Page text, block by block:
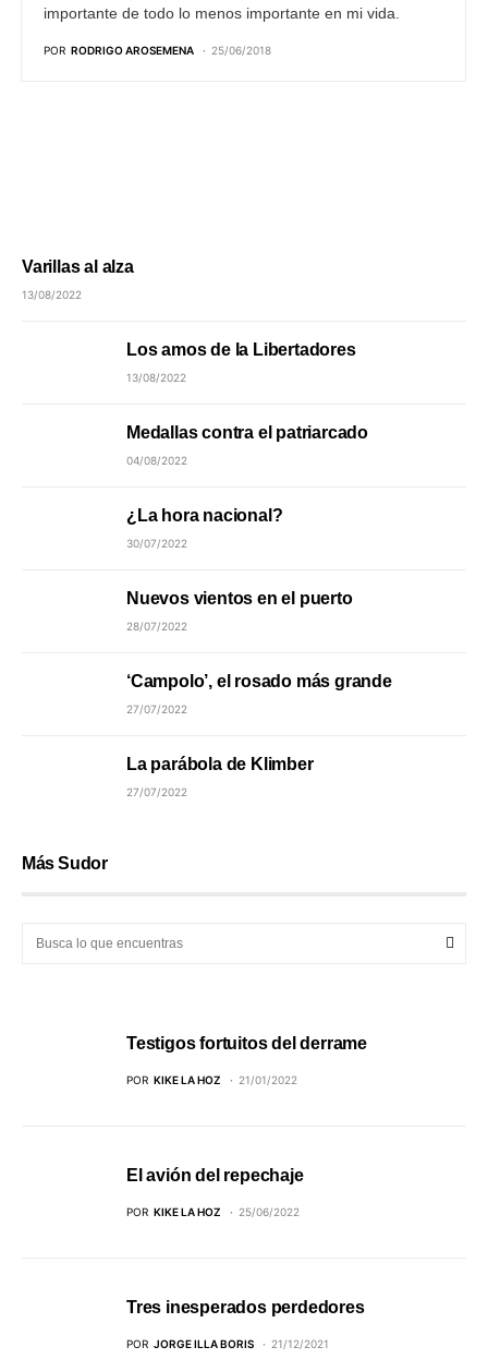
importante de todo lo menos importante en mi vida.
POR RODRIGO AROSEMENA 25/06/2018
Varillas al alza
13/08/2022
Los amos de la Libertadores
13/08/2022
Medallas contra el patriarcado
04/08/2022
¿La hora nacional?
30/07/2022
Nuevos vientos en el puerto
28/07/2022
‘Campolo’, el rosado más grande
27/07/2022
La parábola de Klimber
27/07/2022
Más Sudor
Testigos fortuitos del derrame
POR KIKE LA HOZ 21/01/2022
El avión del repechaje
POR KIKE LA HOZ 25/06/2022
Tres inesperados perdedores
POR JORGE ILLA BORIS 21/12/2021